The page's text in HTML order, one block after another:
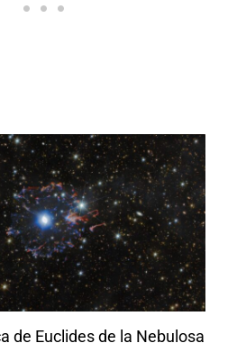
de Euclides de la Nebulosa